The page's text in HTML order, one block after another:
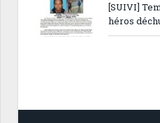
[SUIVI]
héros